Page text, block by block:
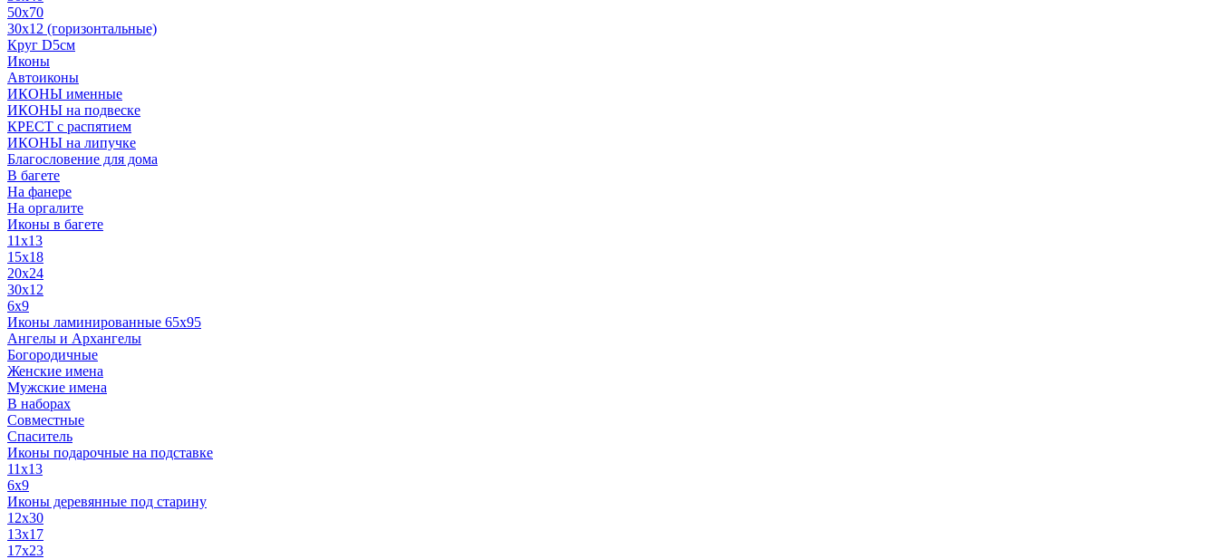
50x70
30x12 (горизонтальные)
Круг D5см
Иконы
Автоиконы
ИКОНЫ именные
ИКОНЫ на подвеске
КРЕСТ с распятием
ИКОНЫ на липучке
Благословение для дома
В багете
На фанере
На оргалите
Иконы в багете
11x13
15x18
20x24
30х12
6x9
Иконы ламинированные 65x95
Ангелы и Архангелы
Богородичные
Женские имена
Мужские имена
В наборах
Совместные
Спаситель
Иконы подарочные на подставке
11x13
6x9
Иконы деревянные под старину
12х30
13x17
17x23